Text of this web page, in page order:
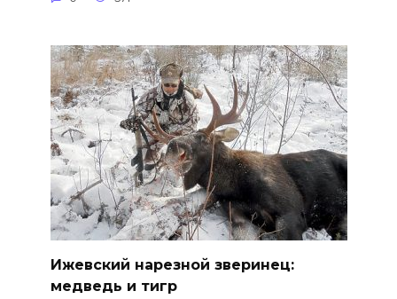
Ижевский нарезной зверинец:
медведь и тигр